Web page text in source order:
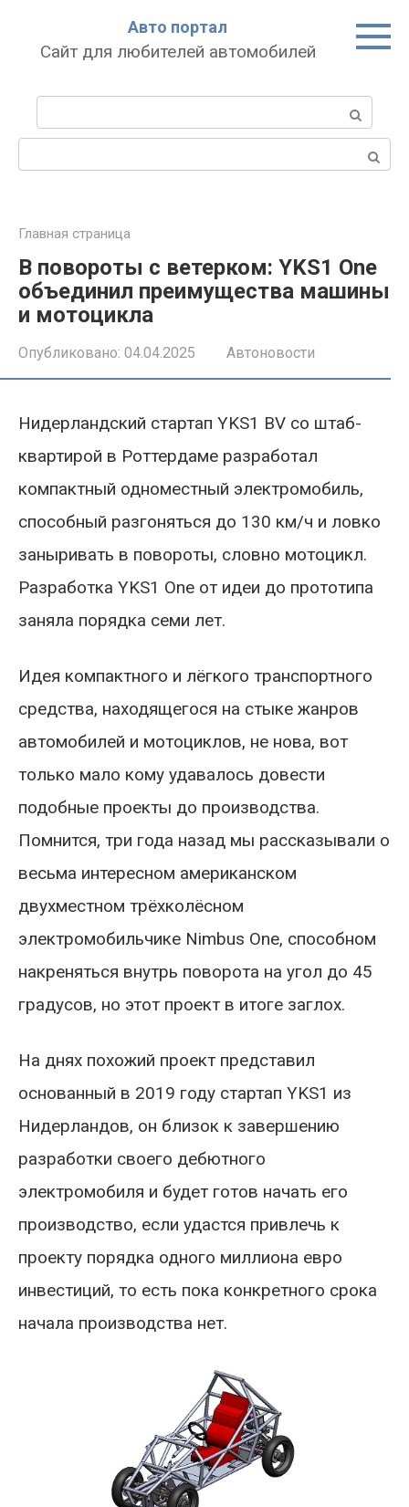
Авто портал
Сайт для любителей автомобилей
Главная страница
В повороты с ветерком: YKS1 One
объединил преимущества машины
и мотоцикла
Опубликовано: 04.04.2025 Автоновости
Нидерландский стартап YKS1 BV со штаб-
квартирой в Роттердаме разработал
компактный одноместный электромобиль,
способный разгоняться до 130 км/ч и ловко
заныривать в повороты, словно мотоцикл.
Разработка YKS1 One от идеи до прототипа
заняла порядка семи лет.
Идея компактного и лёгкого транспортного
средства, находящегося на стыке жанров
автомобилей и мотоциклов, не нова, вот
только мало кому удавалось довести
подобные проекты до производства.
Помнится, три года назад мы рассказывали о
весьма интересном американском
двухместном трёхколёсном
электромобильчике Nimbus One, способном
накреняться внутрь поворота на угол до 45
градусов, но этот проект в итоге заглох.
На днях похожий проект представил
основанный в 2019 году стартап YKS1 из
Нидерландов, он близок к завершению
разработки своего дебютного
электромобиля и будет готов начать его
производство, если удастся привлечь к
проекту порядка одного миллиона евро
инвестиций, то есть пока конкретного срока
начала производства нет.